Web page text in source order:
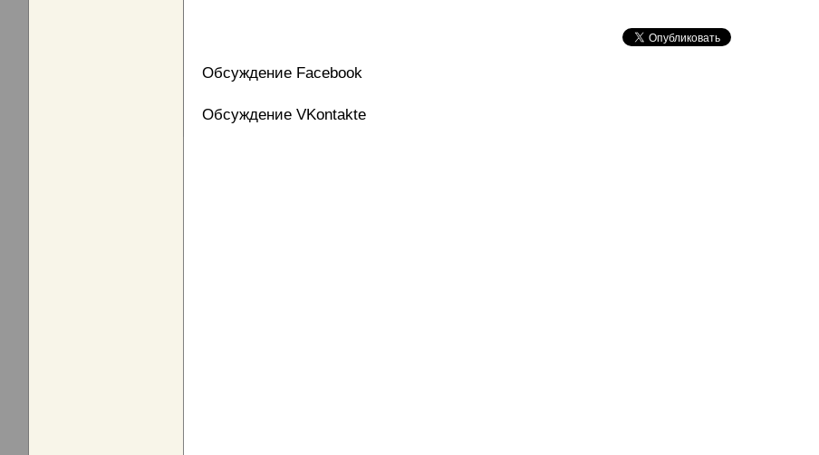
Обсуждение Facebook
Обсуждение VKontakte